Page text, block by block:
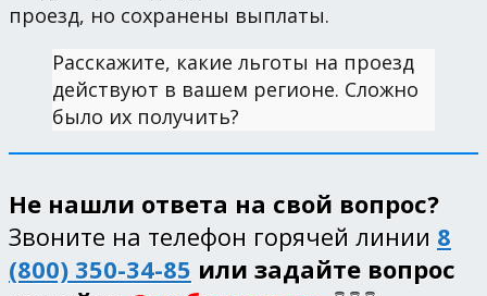
проезд, но сохранены выплаты.
Расскажите, какие льготы на проезд
действуют в вашем регионе. Сложно
было их получить?
Не нашли ответа на свой вопрос?
Звоните на телефон горячей линии 8
(800) 350-34-85 или задайте вопрос